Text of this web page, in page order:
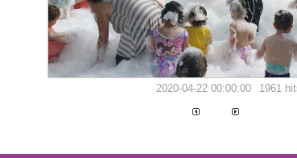
2020-04-22 00:00:00 1961